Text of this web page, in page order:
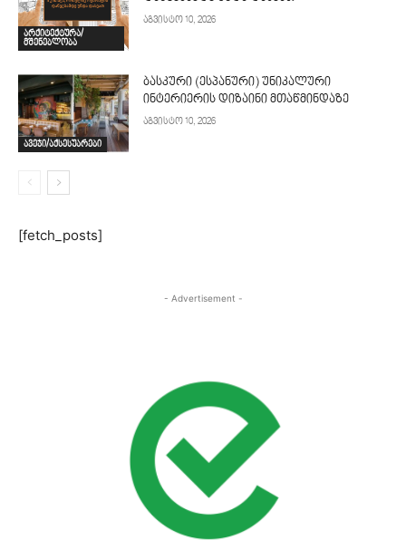
არქიტექტურა/
მშენებლობა
აგვისტო 10, 2026
ავეჯი/აქსესუარები
ბასკური (ესპანური) უნიკალური
ინტერიერის დიზაინი მთაწმინდაზე
აგვისტო 10, 2026
[fetch_posts]
- Advertisement -